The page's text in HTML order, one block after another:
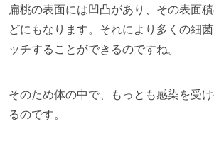
扁桃の表面には凹凸があり、その表面
どにもなります。それにより多くの細
ッチすることができるのですね。
そのため体の中で、もっとも感染を受
るのです。